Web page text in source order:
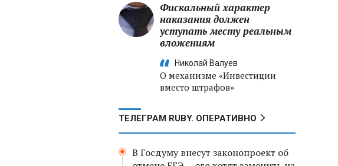
Фискальный характер
наказания должен
уступать месту реальным
вложениям
Николай Валуев
О механизме «Инвестиции
вместо штрафов»
ТЕЛЕГРАМ RUBY. ОПЕРАТИВНО
В Госдуму внесут законопроект об